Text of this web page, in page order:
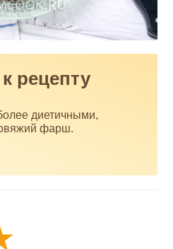
рецепту
диетичными,
фарш.